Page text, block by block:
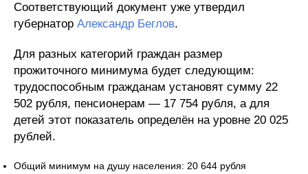
Соответствующий документ уже утвердил
губернатор Александр Беглов.
Для разных категорий граждан размер
прожиточного минимума будет следующим:
трудоспособным гражданам установят сумму 22
502 рубля, пенсионерам — 17 754 рубля, а для
детей этот показатель определён на уровне 20 025
рублей.
Общий минимум на душу населения: 20 644 рубля